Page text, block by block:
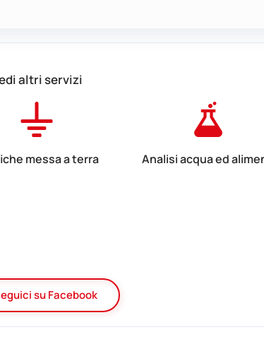
altri servizi
messa a terra
Analisi acqua ed
su Facebook